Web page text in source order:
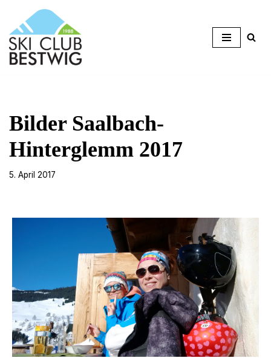
Zum
Inhalt
springen
Bilder Saalbach-
Hinterglemm 2017
5. April 2017